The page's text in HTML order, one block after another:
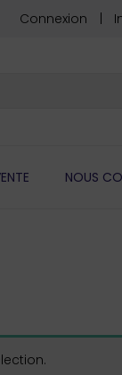
Connexion
NOUS